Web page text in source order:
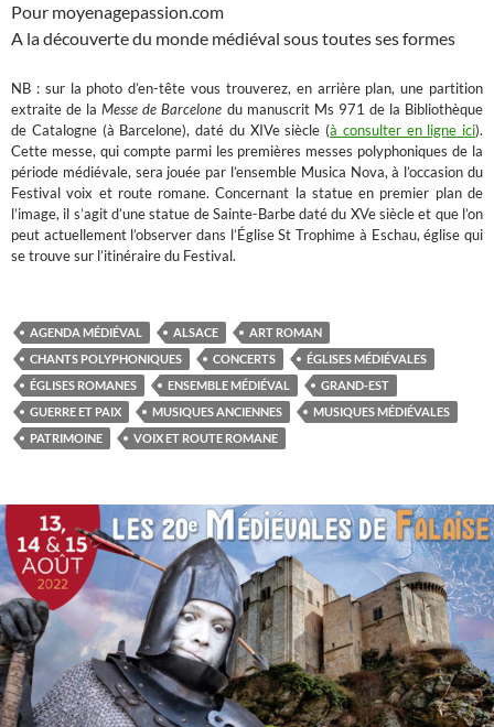
Pour moyenagepassion.com
A la découverte du monde médiéval sous toutes ses formes
NB : sur la photo d’en-tête vous trouverez, en arrière plan, une partition
extraite de laMesse de Barcelone du manuscrit Ms 971 de la Bibliothèque
de Catalogne (à Barcelone), daté du XIVe siècle (à consulter en ligne ici).
Cette messe, qui compte parmi les premières messes polyphoniques de la
période médiévale, sera jouée par l’ensemble Musica Nova, à l’occasion du
Festival voix et route romane. Concernant la statue en premier plan de
l’image, il s’agit d’une statue de Sainte-Barbe daté du XVe siècle et que l’on
peut actuellement l’observer dans l’Église St Trophime à Eschau, église qui
se trouve sur l’itinéraire du Festival.
AGENDA MÉDIÉVAL ALSACE
ART ROMAN
CHANTS POLYPHONIQUES
CONCERTS
ÉGLISES MÉDIÉVALES
ÉGLISES ROMANES
ENSEMBLE MÉDIÉVAL
GRAND-EST
GUERRE ET PAIX
MUSIQUES ANCIENNES
MUSIQUES MÉDIÉVALES
PATRIMOINE
VOIX ET ROUTE ROMANE